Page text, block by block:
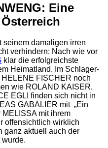
Eine
seinem damaligen irren
verhindern: Nach wie vor
klar die erfolgreichste
Heimatland. Im Schlager-
HELENE FISCHER noch
wie ROLAND KAISER,
EGLI finden sich nicht in
GABALIER mit „Ein
MELISSA mit ihrem
offensichtlich wirklich
ganz aktuell auch der